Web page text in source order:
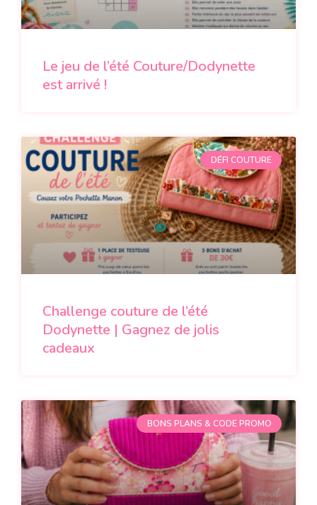
Le jeu de l’été Couture/Dodynette
est arrivé !
DÉFI COUTURE
Challenge couture de l’été
Dodynette | Gagnez de jolis
cadeaux
BONS PLANS & CODE PROMO